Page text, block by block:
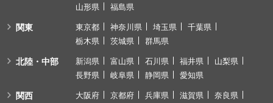
山形県
福島県
関東 東京都 神奈川県 埼玉県
千葉県
栃木県
茨城県 群馬県
北陸・中部 新潟県 富山県 石川県 福井県
山梨県
長野県
岐阜県 静岡県 愛知県
関西 大阪府 京都府 兵庫県 滋賀県
奈良県